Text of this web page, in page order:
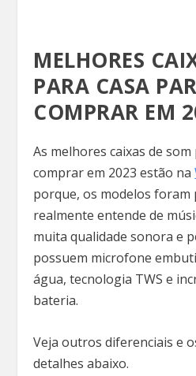
MELHORES
PARA CASA
COMPRAR EM
As melhores caixas de
comprar em 2023 estão na
porque, os modelos
realmente entende de
muita qualidade sonora e
possuem microfone
água, tecnologia TWS e
bateria.
Veja outros diferenciais e
detalhes abaixo.